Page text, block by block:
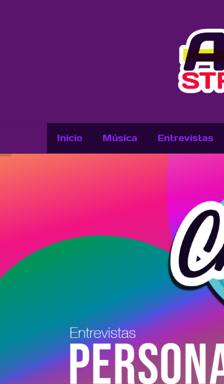
Inicio Música Entrevistas